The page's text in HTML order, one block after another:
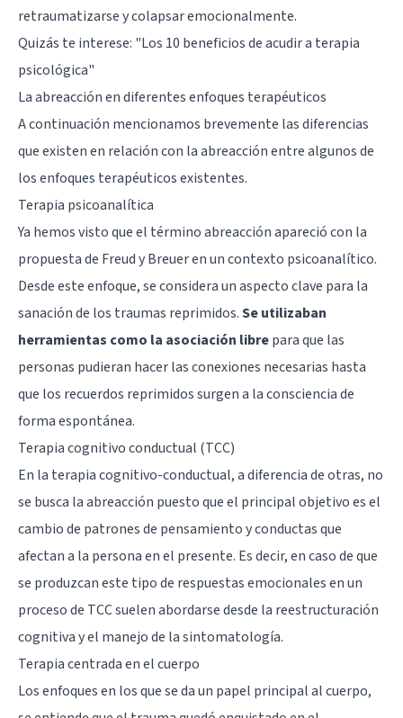
retraumatizarse y colapsar emocionalmente.
Quizás te interese: "Los 10 beneficios de acudir a terapia
psicológica"
La abreacción en diferentes enfoques terapéuticos
A continuación mencionamos brevemente las diferencias
que existen en relación con la abreacción entre algunos de
los enfoques terapéuticos existentes.
Terapia psicoanalítica
Ya hemos visto que el término abreacción apareció con la
propuesta de Freud y Breuer en un contexto psicoanalítico.
Desde este enfoque, se considera un aspecto clave para la
sanación de los traumas reprimidos.Se utilizaban
herramientas como la asociación librepara que las
personas pudieran hacer las conexiones necesarias hasta
que los recuerdos reprimidos surgen a la consciencia de
forma espontánea.
Terapia cognitivo conductual (TCC)
En la terapia cognitivo-conductual, a diferencia de otras, no
se busca la abreacción puesto que el principal objetivo es el
cambio de patrones de pensamiento y conductas que
afectan a la persona en el presente. Es decir, en caso de que
se produzcan este tipo de respuestas emocionales en un
proceso de TCC suelen abordarse desde la reestructuración
cognitiva y el manejo de la sintomatología.
Terapia centrada en el cuerpo
Los enfoques en los que se da un papel principal al cuerpo,